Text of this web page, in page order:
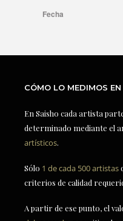
CÓMO LO MEDIMOS
En Saisho cada artista
determinado mediante el
artísticos.
Sólo 1 de cada 500 artistas
criterios de calidad
A partir de ese punto, el